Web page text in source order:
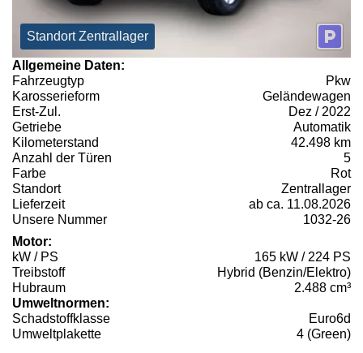
Standort Zentrallager
Allgemeine Daten:
Fahrzeugtyp
Pkw
Karosserieform
Geländewagen
Erst-Zul.
Dez / 2022
Getriebe
Automatik
Kilometerstand
42.498 km
Anzahl der Türen
5
Farbe
Rot
Standort
Zentrallager
Lieferzeit
ab ca. 11.08.2026
Unsere Nummer
1032-26
Motor:
kW / PS
165 kW / 224 PS
Treibstoff
Hybrid (Benzin/Elektro)
Hubraum
2.488 cm³
Umweltnormen:
Schadstoffklasse
Euro6d
Umweltplakette
4 (Green)